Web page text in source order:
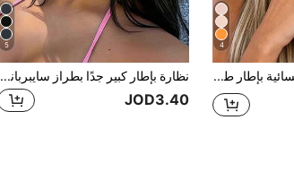
4
نظارة شمسية نسائية بإطار طيار كبير الحجم، إطار معدني كلاسيكي، مناسبة للخارج والسفر والقيادة والشاطئ، إكسسوار صيفي
5
نظارة بإطار كبير جدًا بطراز سايبربانك تقني مستقبلي، أنيقة وأزياء للنساء
JOD3.40